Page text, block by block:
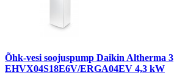
Õhk-vesi soojuspump Daikin Altherma 3
EHVX04S18E6V/ERGA04EV 4,3 kW